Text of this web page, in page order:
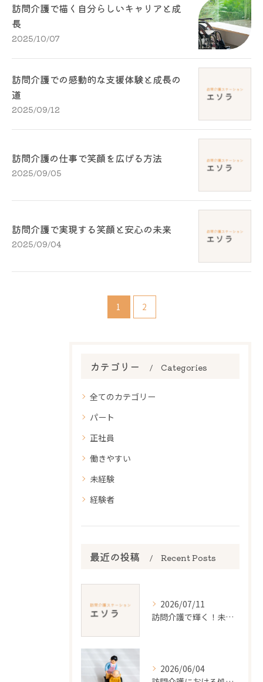
訪問介護で描く自分らしいキャリアと成
長
2025/10/07
訪問介護での感動的な支援体験と成長の
道
2025/09/12
訪問介護の仕事で笑顔を広げる方法
2025/09/05
訪問介護で実現する笑顔と安心の未来
2025/09/04
1 2
カテゴリー Categories
全てのカテゴリー
パート
正社員
働きやすい
未経験
経験者
最近の投稿 Recent Posts
2026/07/11
訪問介護で輝く！未経験から始めるやりがいのある仕事
2026/06/04